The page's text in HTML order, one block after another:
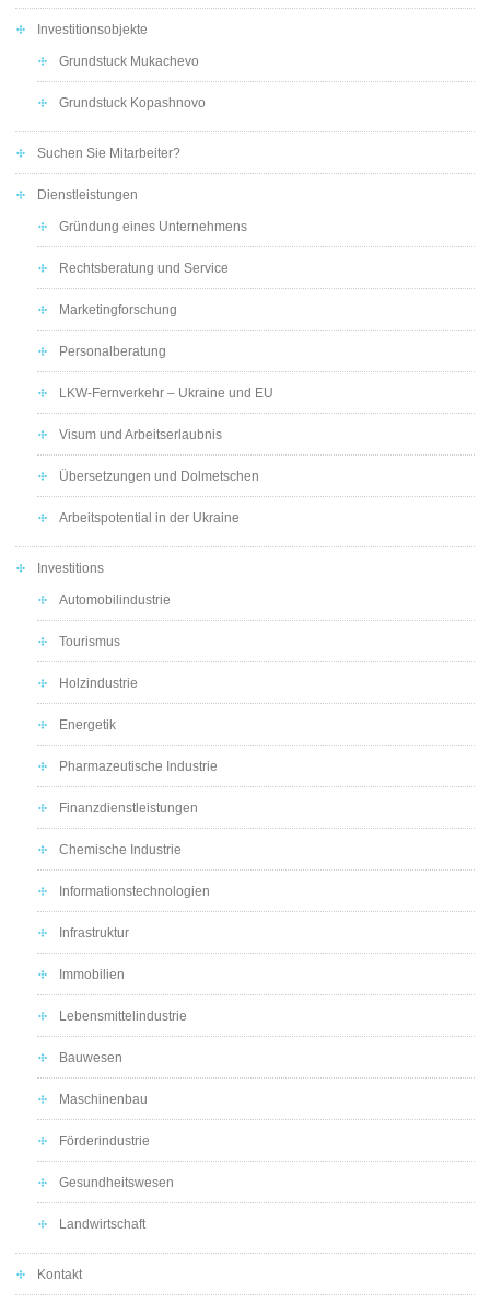
Investitionsobjekte
Grundstuck Mukachevo
Grundstuck Kopashnovo
Suchen Sie Mitarbeiter?
Dienstleistungen
Gründung eines Unternehmens
Rechtsberatung und Service
Marketingforschung
Personalberatung
LKW-Fernverkehr – Ukraine und EU
Visum und Arbeitserlaubnis
Übersetzungen und Dolmetschen
Arbeitspotential in der Ukraine
Investitions
Automobilindustrie
Tourismus
Holzindustrie
Energetik
Pharmazeutische Industrie
Finanzdienstleistungen
Chemische Industrie
Informationstechnologien
Infrastruktur
Immobilien
Lebensmittelindustrie
Bauwesen
Maschinenbau
Förderindustrie
Gesundheitswesen
Landwirtschaft
Kontakt